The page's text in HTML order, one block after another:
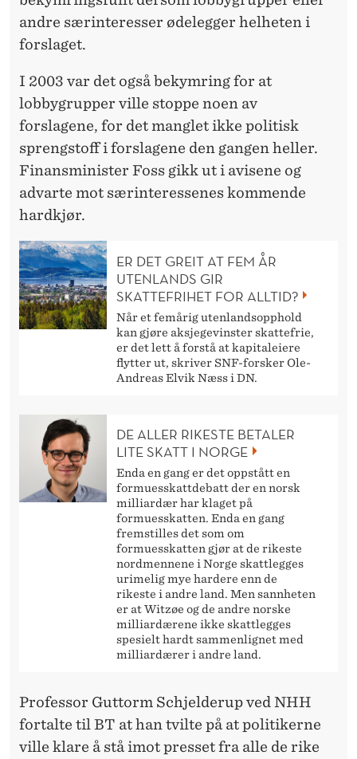
andre særinteresser ødelegger helheten i
forslaget.
I 2003 var det også bekymring for at
lobbygrupper ville stoppe noen av
forslagene, for det manglet ikke politisk
sprengstoff i forslagene den gangen heller.
Finansminister Foss gikk ut i avisene og
advarte mot særinteressenes kommende
hardkjør.
ER DET GREIT AT FEM ÅR
UTENLANDS GIR
SKATTEFRIHET FOR ALLTID?
Når et femårig utenlandsopphold
kan gjøre aksjegevinster skattefrie,
er det lett å forstå at kapitaleiere
flytter ut, skriver SNF-forsker Ole-
Andreas Elvik Næss i DN.
DE ALLER RIKESTE BETALER
LITE SKATT I NORGE
Enda en gang er det oppstått en
formuesskattdebatt der en norsk
milliardær har klaget på
formuesskatten. Enda en gang
fremstilles det som om
formuesskatten gjør at de rikeste
nordmennene i Norge skattlegges
urimelig mye hardere enn de
rikeste i andre land. Men sannheten
er at Witzøe og de andre norske
milliardærene ikke skattlegges
spesielt hardt sammenlignet med
milliardærer i andre land.
Professor Guttorm Schjelderup ved NHH
fortalte til BT at han tvilte på at politikerne
ville klare å stå imot presset fra alle de rike